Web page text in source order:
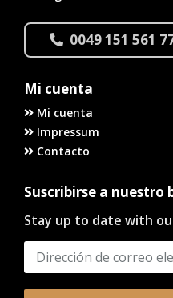
0049 151 561
Mi cuenta
Mi cuenta
Impressum
Contacto
Suscribirse a
Stay up to date with